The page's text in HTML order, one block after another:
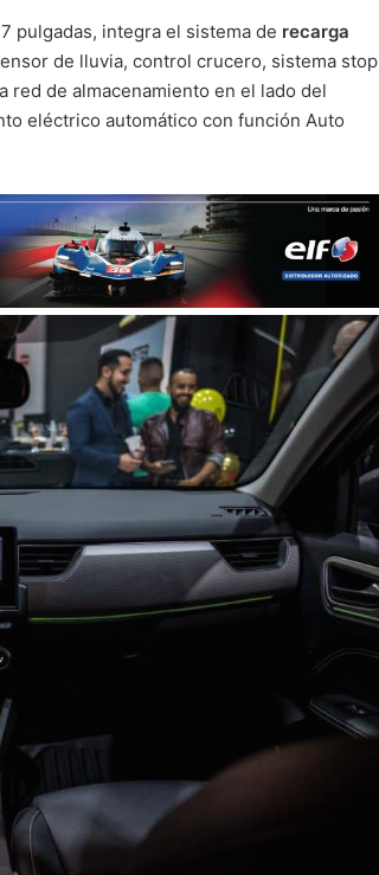
pulgadas, integra el sistema de recarga
de lluvia, control crucero, sistema stop
red de almacenamiento en el lado del
eléctrico automático con función Auto